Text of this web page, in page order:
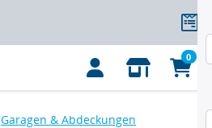
0
Garagen & Abdeckungen